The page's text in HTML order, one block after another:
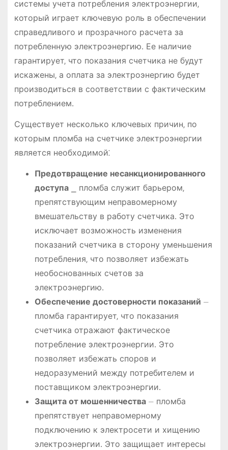
системы учета потребления электроэнергии‚
который играет ключевую роль в обеспечении
справедливого и прозрачного расчета за
потребленную электроэнергию․ Ее наличие
гарантирует‚ что показания счетчика не будут
искажены‚ а оплата за электроэнергию будет
производиться в соответствии с фактическим
потреблением․
Существует несколько ключевых причин‚ по
которым пломба на счетчике электроэнергии
является необходимой⁚
Предотвращение несанкционированного
доступа⎯ пломба служит барьером‚
препятствующим неправомерному
вмешательству в работу счетчика․ Это
исключает возможность изменения
показаний счетчика в сторону уменьшения
потребления‚ что позволяет избежать
необоснованных счетов за
электроэнергию․
Обеспечение достоверности показаний ⏤
пломба гарантирует‚ что показания
счетчика отражают фактическое
потребление электроэнергии․ Это
позволяет избежать споров и
недоразумений между потребителем и
поставщиком электроэнергии․
Защита от мошенничества⏤ пломба
препятствует неправомерному
подключению к электросети и хищению
электроэнергии․ Это защищает интересы